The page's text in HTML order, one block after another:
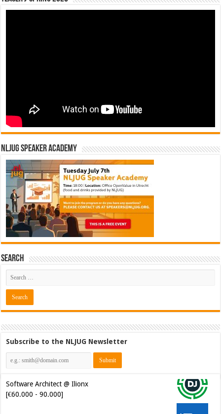
NLJUG Speaker Academy
Search
Subscribe to the NLJUG Newsletter
[€60.000 - 90.000]
Java Developer @ Ilionx
[€42.000 - 66.000]